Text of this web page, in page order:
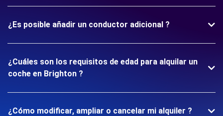
¿Es posible añadir un conductor adicional ?
¿Cuáles son los requisitos de edad para alquilar un
coche en Brighton ?
¿Cómo modificar, ampliar o cancelar mi alquiler ?